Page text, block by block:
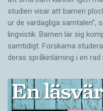
studien visar att barnen
ur de vardagliga samtalen”,
lingvistik. Barnen lär sig
samtidigt. Forskarna
deras språkinlärning i en